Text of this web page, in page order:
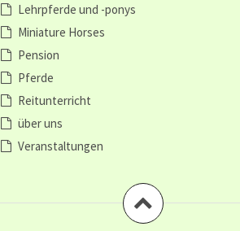
Lehrpferde und -ponys
Miniature Horses
Pension
Pferde
Reitunterricht
über uns
Veranstaltungen